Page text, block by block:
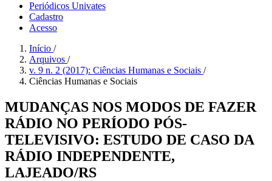
Periódicos Univates
Cadastro
Acesso
Início /
Arquivos /
v. 9 n. 2 (2017): Ciências Humanas e Sociais /
Ciências Humanas e Sociais
MUDANÇAS NOS MODOS DE FAZER
RÁDIO NO PERÍODO PÓS-
TELEVISIVO: ESTUDO DE CASO DA
RÁDIO INDEPENDENTE,
LAJEADO/RS